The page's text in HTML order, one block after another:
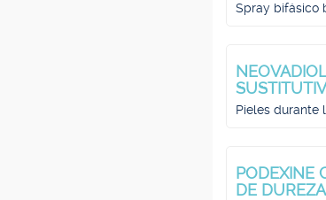
Spray bifásico
Pieles durante
PODEXINE
DE